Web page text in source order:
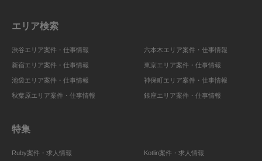
エリア検索
渋谷エリア案件・仕事情報
新宿エリア案件・仕事情報
池袋エリア案件・仕事情報
秋葉原エリア案件・仕事情報
六本木エリア案件・仕事情報
東京エリア案件・仕事情報
神保町エリア案件・仕事情報
銀座エリア案件・仕事情報
特集
Ruby案件・求人情報 Kotlin案件・求人情報